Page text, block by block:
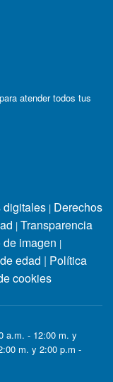
atender todos tus
digitales | Derechos
| Transparencia
imagen |
edad | Política
cookies
a.m. - 12:00 m. y
m. y 2:00 p.m -